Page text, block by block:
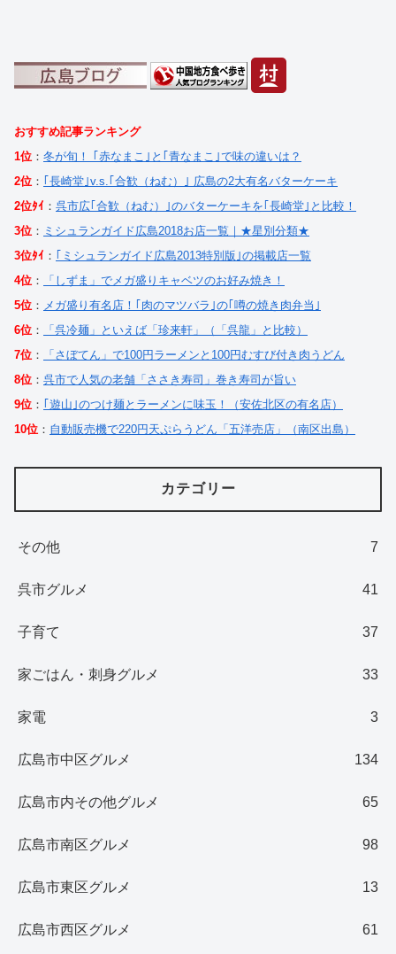
おすすめ記事ランキング
1位 ： 冬が旬！ ｢赤なまこ｣と｢青なまこ｣で味の違いは？
2位 ：
｢長崎堂｣v.s.｢合歓（ねむ）｣ 広島の2大有名バターケーキ
2位ﾀｲ ： 呉市広｢合歓（ねむ）｣のバターケーキを｢長崎堂｣と比較！
3位 ： ミシュランガイド広島2018お店一覧｜★星別分類★
3位ﾀｲ ：
｢ミシュランガイド広島2013特別版｣の掲載店一覧
4位 ：
「しずま」でメガ盛りキャベツのお好み焼き！
5位 ： メガ盛り有名店！｢肉のマツバラ｣の｢噂の焼き肉弁当｣
6位 ：
「呉冷麺」といえば「珍来軒」（「呉龍」と比較）
7位 ：
「さぼてん」で100円ラーメンと100円むすび付き肉うどん
8位 ： 呉市で人気の老舗「ささき寿司」巻き寿司が旨い
9位 ：
｢遊山｣のつけ麺とラーメンに味玉！（安佐北区の有名店）
10位 ： 自動販売機で220円天ぷらうどん「五洋売店」（南区出島）
カテゴリー
その他 7
呉市グルメ 41
子育て 37
家ごはん・刺身グルメ 33
家電 3
広島市中区グルメ 134
広島市内その他グルメ 65
広島市南区グルメ 98
広島市東区グルメ 13
広島市西区グルメ 61